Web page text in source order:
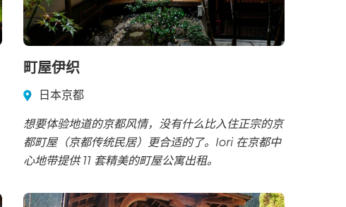
町屋伊织
日本京都
想要体验地道的京都风情，没有什么比入住正宗的京
都町屋（京都传统民居）更合适的了。Iori 在京都中
心地带提供 11 套精美的町屋公寓出租。